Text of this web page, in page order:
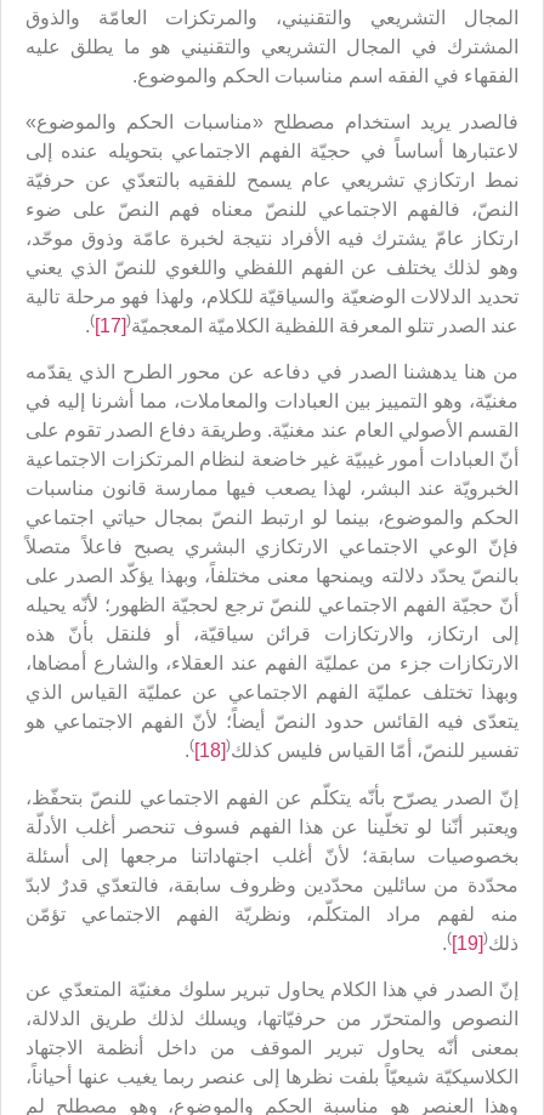
المجال التشريعي والتقنيني، والمرتكزات العامّة والذوق
المشترك في المجال التشريعي والتقنيني هو ما يطلق عليه
الفقهاء في الفقه اسم مناسبات الحكم والموضوع.
فالصدر يريد استخدام مصطلح «مناسبات الحكم والموضوع»
لاعتبارها أساساً في حجيّة الفهم الاجتماعي بتحويله عنده إلى
نمط ارتكازي تشريعي عام يسمح للفقيه بالتعدّي عن حرفيّة
النصّ، فالفهم الاجتماعي للنصّ معناه فهم النصّ على ضوء
ارتكاز عامّ يشترك فيه الأفراد نتيجة لخبرة عامّة وذوق موحّد،
وهو لذلك يختلف عن الفهم اللفظي واللغوي للنصّ الذي يعني
تحديد الدلالات الوضعيّة والسياقيّة للكلام، ولهذا فهو مرحلة تالية
عند الصدر تتلو المعرفة اللفظية الكلاميّة المعجميّة(
[17]
)
.
من هنا يدهشنا الصدر في دفاعه عن محور الطرح الذي يقدّمه
مغنيّة، وهو التمييز بين العبادات والمعاملات، مما أشرنا إليه في
القسم الأصولي العام عند مغنيّة. وطريقة دفاع الصدر تقوم على
أنّ العبادات أمور غيبيّة غير خاضعة لنظام المرتكزات الاجتماعية
الخبرويّة عند البشر، لهذا يصعب فيها ممارسة قانون مناسبات
الحكم والموضوع، بينما لو ارتبط النصّ بمجال حياتي اجتماعي
فإنّ الوعي الاجتماعي الارتكازي البشري يصبح فاعلاً متصلاً
بالنصّ يحدّد دلالته ويمنحها معنى مختلفاً، وبهذا يؤكّد الصدر على
أنّ حجيّة الفهم الاجتماعي للنصّ ترجع لحجيّة الظهور؛ لأنّه يحيله
إلى ارتكاز، والارتكازات قرائن سياقيّة، أو فلنقل بأنّ هذه
الارتكازات جزء من عمليّة الفهم عند العقلاء، والشارع أمضاها،
وبهذا تختلف عمليّة الفهم الاجتماعي عن عمليّة القياس الذي
يتعدّى فيه القائس حدود النصّ أيضاً؛ لأنّ الفهم الاجتماعي هو
تفسير للنصّ، أمّا القياس فليس كذلك(
)
.
إنّ الصدر يصرّح بأنّه يتكلّم عن الفهم الاجتماعي للنصّ بتحفّظ،
ويعتبر أنّنا لو تخلّينا عن هذا الفهم فسوف تنحصر أغلب الأدلّة
بخصوصيات سابقة؛ لأنّ أغلب اجتهاداتنا مرجعها إلى أسئلة
محدّدة من سائلين محدّدين وظروف سابقة، فالتعدّي قدرٌ لابدّ
منه لفهم مراد المتكلّم، ونظريّة الفهم الاجتماعي تؤمّن
ذلك(
[19]
)
.
إنّ الصدر في هذا الكلام يحاول تبرير سلوك مغنيّة المتعدّي عن
النصوص والمتحرّر من حرفيّاتها، ويسلك لذلك طريق الدلالة،
بمعنى أنّه يحاول تبرير الموقف من داخل أنظمة الاجتهاد
الكلاسيكيّة شيعيّاً بلفت نظرها إلى عنصر ربما يغيب عنها أحياناً،
وهذا العنصر هو مناسبة الحكم والموضوع، وهو مصطلح لم